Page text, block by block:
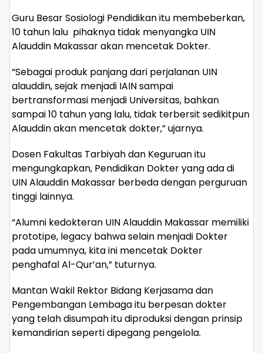
Guru Besar Sosiologi Pendidikan itu membeberkan,
10 tahun lalu pihaknya tidak menyangka UIN
Alauddin Makassar akan mencetak Dokter.
“Sebagai produk panjang dari perjalanan UIN
alauddin, sejak menjadi IAIN sampai
bertransformasi menjadi Universitas, bahkan
sampai 10 tahun yang lalu, tidak terbersit sedikitpun
Alauddin akan mencetak dokter,” ujarnya.
Dosen Fakultas Tarbiyah dan Keguruan itu
mengungkapkan, Pendidikan Dokter yang ada di
UIN Alauddin Makassar berbeda dengan perguruan
tinggi lainnya.
“Alumni kedokteran UIN Alauddin Makassar memiliki
prototipe, legacy bahwa selain menjadi Dokter
pada umumnya, kita ini mencetak Dokter
penghafal Al-Qur’an,” tuturnya.
Mantan Wakil Rektor Bidang Kerjasama dan
Pengembangan Lembaga itu berpesan dokter
yang telah disumpah itu diproduksi dengan prinsip
kemandirian seperti dipegang pengelola.